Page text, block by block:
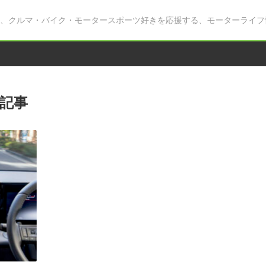
クルマ・バイク・モータースポーツ好きを応援する、モーターライフ
事